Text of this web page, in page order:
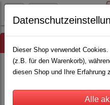
Dieser Shop verwendet
(z.B. für den Warenkorb),
diesen Shop und Ihre Erfahrung